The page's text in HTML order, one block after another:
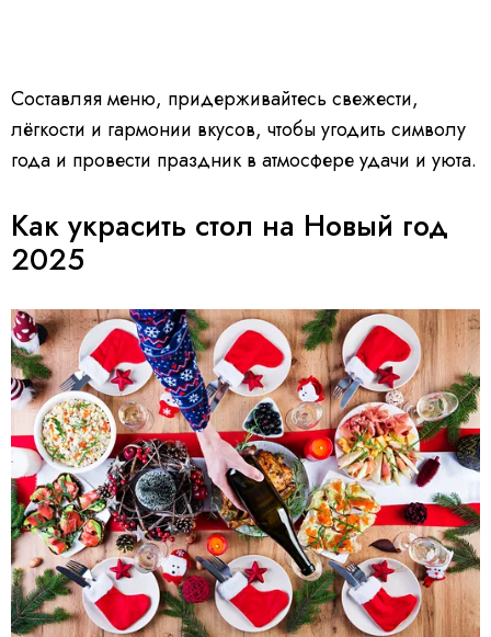
Составляя меню, придерживайтесь свежести,
лёгкости и гармонии вкусов, чтобы угодить символу
года и провести праздник в атмосфере удачи и уюта.
Как украсить стол на Новый год
2025